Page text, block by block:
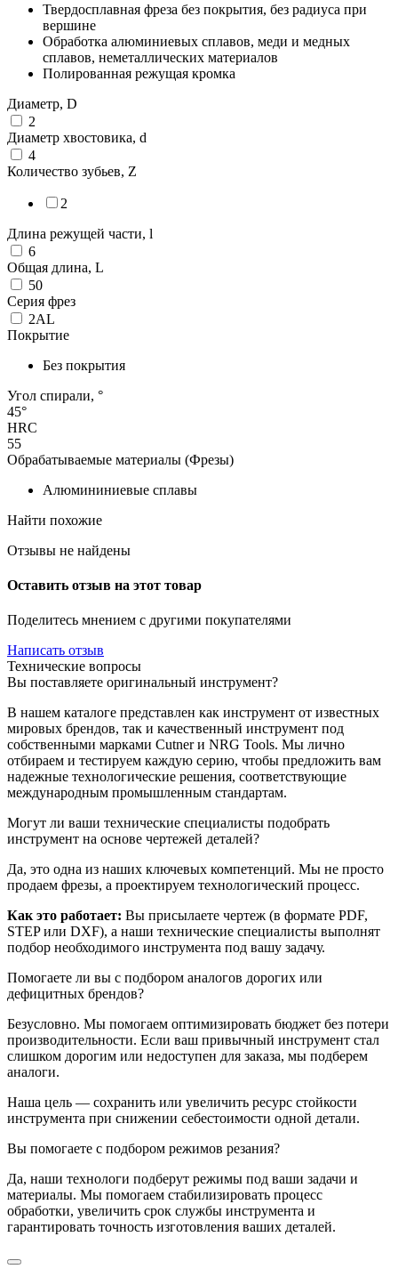
Твердосплавная фреза без покрытия, без радиуса при
вершине
Обработка алюминиевых сплавов, меди и медных
сплавов, неметаллических материалов
Полированная режущая кромка
Диаметр, D
2
Диаметр хвостовика, d
4
Количество зубьев, Z
2
Длина режущей части, l
6
Общая длина, L
50
Серия фрез
2AL
Покрытие
Без покрытия
Угол спирали, °
45°
HRC
55
Обрабатываемые материалы (Фрезы)
Алюмининиевые сплавы
Найти похожие
Отзывы не найдены
Оставить отзыв на этот товар
Поделитесь мнением с другими покупателями
Написать отзыв
Технические вопросы
Вы поставляете оригинальный инструмент?
В нашем каталоге представлен как инструмент от известных
мировых брендов, так и качественный инструмент под
собственными марками Cutner и NRG Tools. Мы лично
отбираем и тестируем каждую серию, чтобы предложить вам
надежные технологические решения, соответствующие
международным промышленным стандартам.
Могут ли ваши технические специалисты подобрать
инструмент на основе чертежей деталей?
Да, это одна из наших ключевых компетенций. Мы не просто
продаем фрезы, а проектируем технологический процесс.
Как это работает: Вы присылаете чертеж (в формате PDF,
STEP или DXF), а наши технические специалисты выполнят
подбор необходимого инструмента под вашу задачу.
Помогаете ли вы с подбором аналогов дорогих или
дефицитных брендов?
Безусловно. Мы помогаем оптимизировать бюджет без потери
производительности. Если ваш привычный инструмент стал
слишком дорогим или недоступен для заказа, мы подберем
аналоги.
Наша цель — сохранить или увеличить ресурс стойкости
инструмента при снижении себестоимости одной детали.
Вы помогаете с подбором режимов резания?
Да, наши технологи подберут режимы под ваши задачи и
материалы. Мы помогаем стабилизировать процесс
обработки, увеличить срок службы инструмента и
гарантировать точность изготовления ваших деталей.